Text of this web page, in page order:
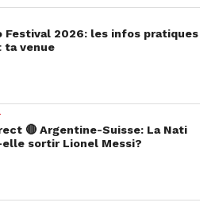
Festival 2026: les infos pratiques
ta venue
🔴 Argentine-Suisse: La Nati
sortir Lionel Messi?